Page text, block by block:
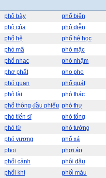
phô bày
phổ biến
phô của
phô diễn
phổ hệ
phổ hệ học
phò mã
phó mặc
phổ nhạc
phó nhậm
phơ phất
pho pho
phó quan
phổ quát
phô tài
phó thác
phổ thông đầu phiếu phó thự
phó tiến sĩ
phó tổng
phó từ
phó tướng
phó vương
phố xá
phoi
phơi áo
phối cảnh
phôi dâu
phối khí
phối màu